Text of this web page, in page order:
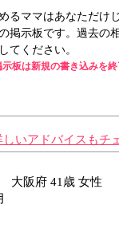
るママはあなただけ
掲示板です。過去の
てください。
示板は新規の書き込みを
いアドバイスもチ
阪府 41歳 女性